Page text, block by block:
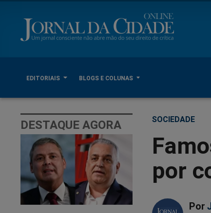
EDITORIAIS BLOGS E COLUNAS
DESTAQUE AGORA SOCIEDADE
por
Por